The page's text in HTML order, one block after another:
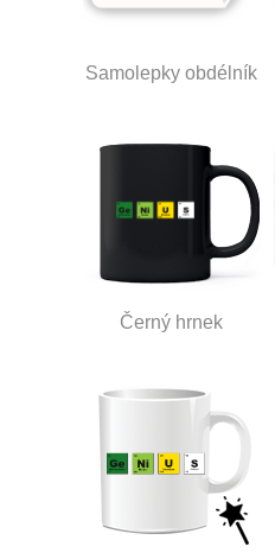
Samolepky obdélník
Černý hrnek